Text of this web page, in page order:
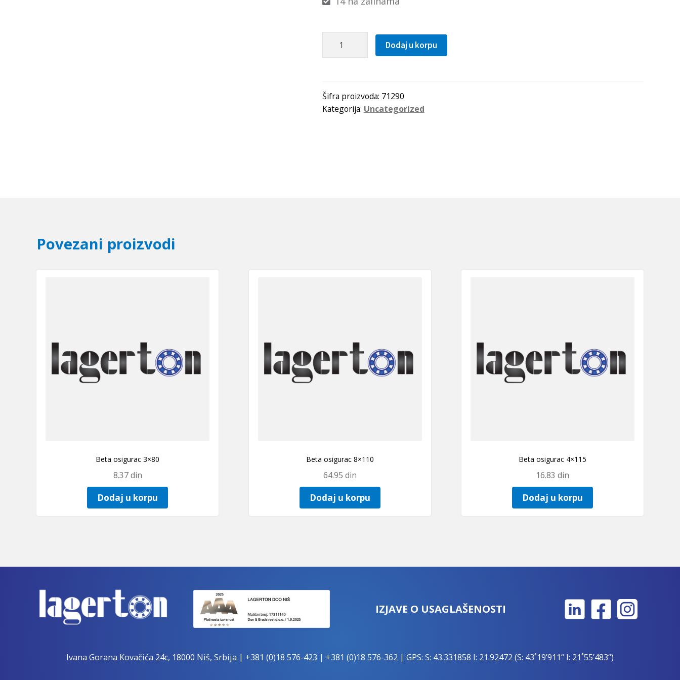
Seger
471)
s=5
Dodaj u korpu
Šifra proizvoda: 71290
Kategorija: Uncategorized
Povezani proizvodi
Beta osigurac 3×80
8.37din
Dodaj u korpu
Beta osigurac 8×110
64.95 din
Dodaj u korpu
Beta osigurac 4×115
16.83 din
Dodaj u korpu
IZJAVE O USAGLAŠENOSTI
Ivana Gorana Kovačića 24c, 18000 Niš, Srbija | +381 (0)18 576-423 | +381 (0)18 576-362 | GPS: S: 43.331858 I: 21.92472 (S: 43˚19’911“ I: 21˚55’483“)